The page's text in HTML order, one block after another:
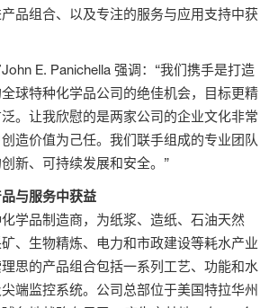
品组合、以及专注的服务与应用支持中获
E. Panichella 强调：“我们携手是打造
球特种化学品公司的绝佳机会，目标更精
。让我欣慰的是两家公司的企业文化非常
造价值为己任。我们联手组成的专业团队
新、可持续发展和安全。”
与服务中获益
学品制造商，为纸浆、造纸、石油天然
、生物精炼、电力和市政建设等耗水产业
思的产品组合包括一系列工艺、功能和水
端监控系统。公司总部位于美国特拉华州